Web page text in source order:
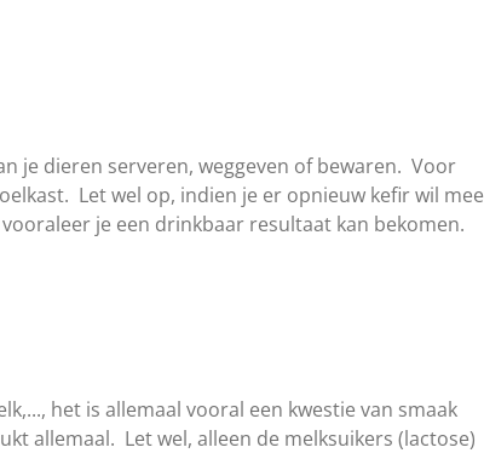
je dieren serveren, weggeven of bewaren. Voor
Let wel op, indien je er opnieuw kefir wil mee
je een drinkbaar resultaat kan bekomen.
het is allemaal vooral een kwestie van smaak
allemaal. Let wel, alleen de melksuikers (lactose)